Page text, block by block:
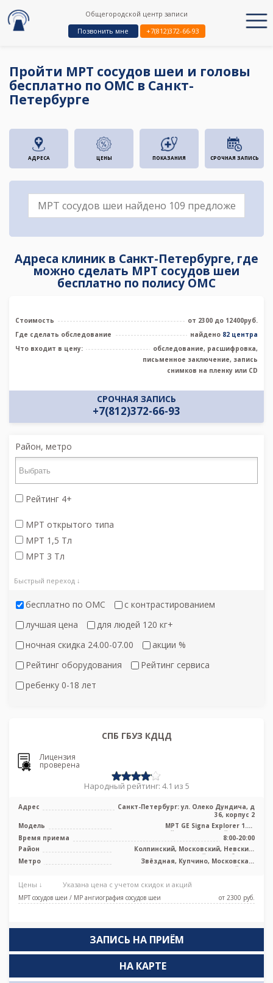
Общегородской центр записи
Позвонить мне
+7(812)372-66-93
Пройти МРТ сосудов шеи и головы
бесплатно по ОМС в Санкт-
Петербурге
АДРЕСА ЦЕНЫ ПОКАЗАНИЯ СРОЧНАЯ ЗАПИСЬ
Адреса клиник в Санкт-Петербурге, где
можно сделать МРТ сосудов шеи
бесплатно по полису ОМС
Стоимость
от 2300 до 12400руб.
Где сделать обследование
найдено 82 центра
Что входит в цену:
обследование, расшифровка,
письменное заключение, запись
снимков на пленку или CD
СРОЧНАЯ ЗАПИСЬ
+7(812)372-66-93
Район, метро
Рейтинг 4+
МРТ открытого типа
МРТ 1,5 Тл
МРТ 3 Тл
Быстрый переход ↓
бесплатно по ОМС
с контрастированием
лучшая цена
для людей 120 кг+
ночная скидка 24.00-07.00
акции %
Рейтинг оборудования
Рейтинг сервиса
ребенку 0-18 лет
СПБ ГБУЗ КДЦД
Лицензия
проверена
Народный рейтинг: 4.1 из 5
Адрес
Санкт-Петербург: ул. Олеко Дундича, д
36, корпус 2
Модель
МРТ GE Signa Explorer 1.5T
высокопольный полуоткрытый тип, КТ
Toshiba ...
Время приема
8:00-20:00
Район
Колпинский, Московский, Невский,
Фрунзенский, Лен. область
Метро
Звёздная, Купчино, Московская,
Шушары, Дунайская
Цены ↓ Указана цена с учетом скидок и акций
МРТ сосудов шеи / МР ангиография сосудов шеи от 2300 pуб.
ЗАПИСЬ НА ПРИЁМ
НА КАРТЕ